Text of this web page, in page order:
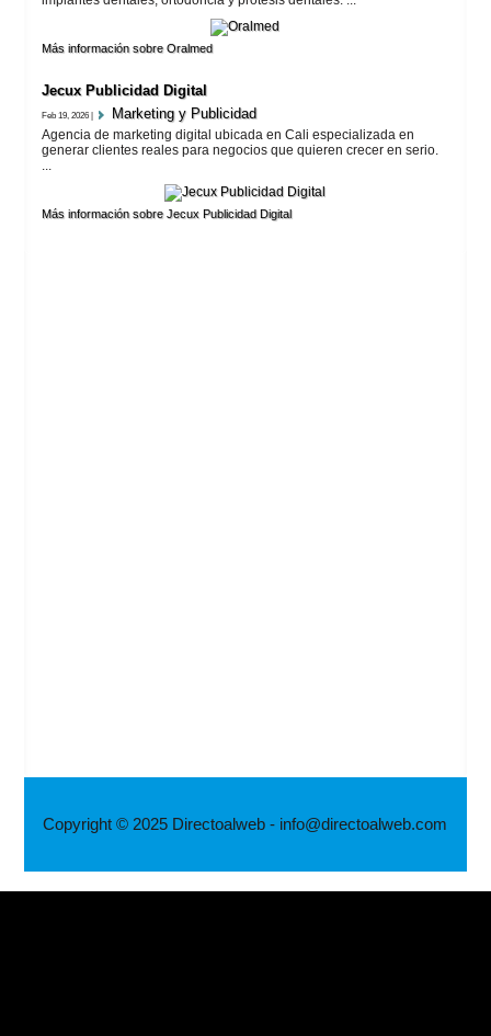
Más información sobre Oralmed
Jecux Publicidad Digital
Feb 19, 2026 | Marketing y Publicidad
Agencia de marketing digital ubicada en Cali especializada en
generar clientes reales para negocios que quieren crecer en serio.
Más información sobre Jecux Publicidad Digital
Copyright © 2025 Directoalweb - info@directoalweb.com